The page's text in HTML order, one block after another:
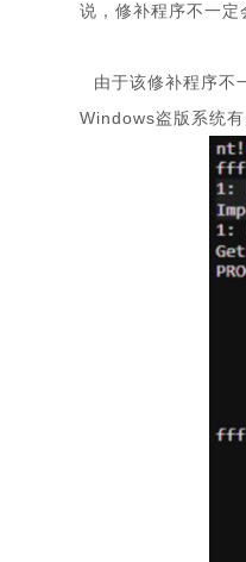
说，修补程序不一
由于该修补程序不
Windows盗版系统